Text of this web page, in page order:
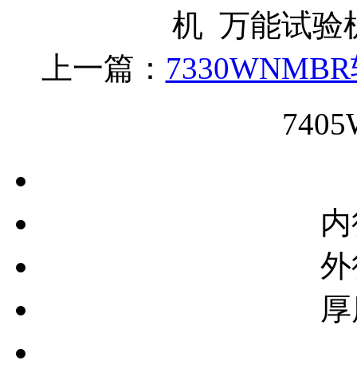
机 万能试
上一篇：